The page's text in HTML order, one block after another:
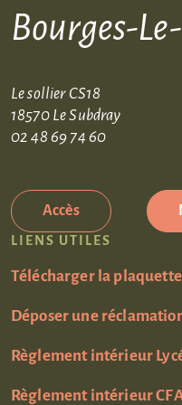
Bourges-
Le sollier CS18
18570 Le Subdray
02 48 69 74 60
Accès
LIENS UTILES
Télécharger la plaquette
Déposer une
Règlement intérieur
Règlement intérieur